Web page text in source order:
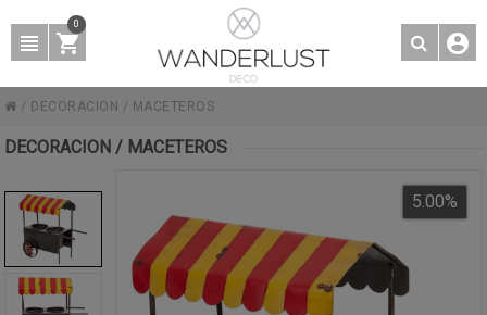
0
/ DECORACION / MACETEROS
DECORACION / MACETEROS
5.00%